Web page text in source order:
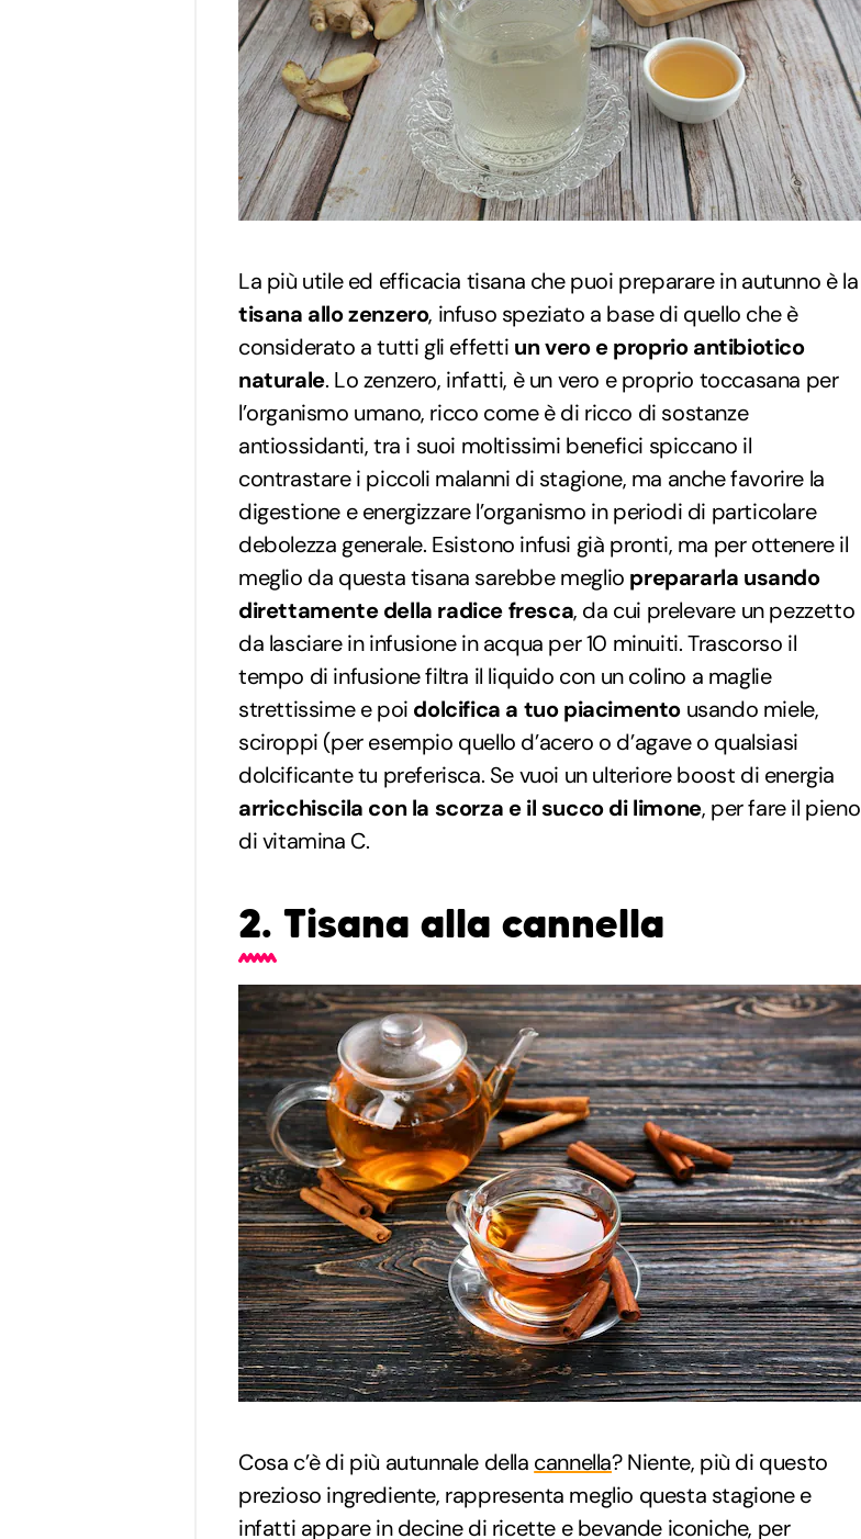
La più utile ed efficacia tisana che puoi preparare in autunno è la
tisana allo zenzero, infuso speziato a base di quello che è
considerato a tutti gli effetti un vero e proprio antibiotico
naturale. Lo zenzero, infatti, è un vero e proprio toccasana per
l’organismo umano, ricco come è di ricco di sostanze
antiossidanti, tra i suoi moltissimi benefici spiccano il
contrastare i piccoli malanni di stagione, ma anche favorire la
digestione e energizzare l’organismo in periodi di particolare
debolezza generale. Esistono infusi già pronti, ma per ottenere il
meglio da questa tisana sarebbe meglio prepararla usando
direttamente della radice fresca, da cui prelevare un pezzetto
da lasciare in infusione in acqua per 10 minuiti. Trascorso il
tempo di infusione filtra il liquido con un colino a maglie
strettissime e poi dolcifica a tuo piacimento usando miele,
sciroppi (per esempio quello d’acero o d’agave o qualsiasi
dolcificante tu preferisca. Se vuoi un ulteriore boost di energia
arricchiscila con la scorza e il succo di limone, per fare il pieno
di vitamina C.
2. Tisana alla cannella
Cosa c’è di più autunnale della cannella? Niente, più di questo
prezioso ingrediente, rappresenta meglio questa stagione e
infatti appare in decine di ricette e bevande iconiche, per